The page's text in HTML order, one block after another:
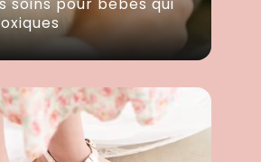
soins pour bébés qui